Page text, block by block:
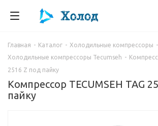
Главная - Каталог - Холодильные компрессоры -
Холодильные компрессоры Tecumseh -
2516 Z под пайку
Компрессор TECUMSEH TAG
пайку